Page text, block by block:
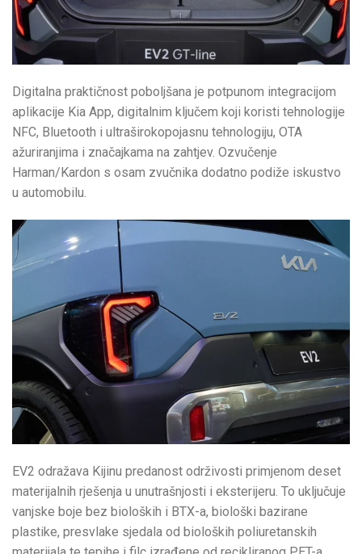
Digitalna praktičnost poboljšana je potpunom integracijom
aplikacije Kia App, digitalnim ključem koji koristi tehnologije
NFC, Bluetooth i ultraširokopojasnu tehnologiju, OTA
ažuriranjima i značajkama na zahtjev. Ozvučenje
Harman/Kardon s osam zvučnika dodatno podiže iskustvo
u automobilu.
EV2 odražava Kijinu predanost održivosti primjenom deset
materijalnih rješenja u unutrašnjosti i eksterijeru. To uključuje
vanjske boje bez bioloških i BTX-a, biološki bazirane
plastike, presvlake sjedala od bioloških poliuretanskih